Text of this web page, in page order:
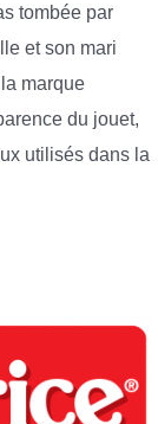
tombée par
et son mari
marque
du jouet,
utilisés dans la